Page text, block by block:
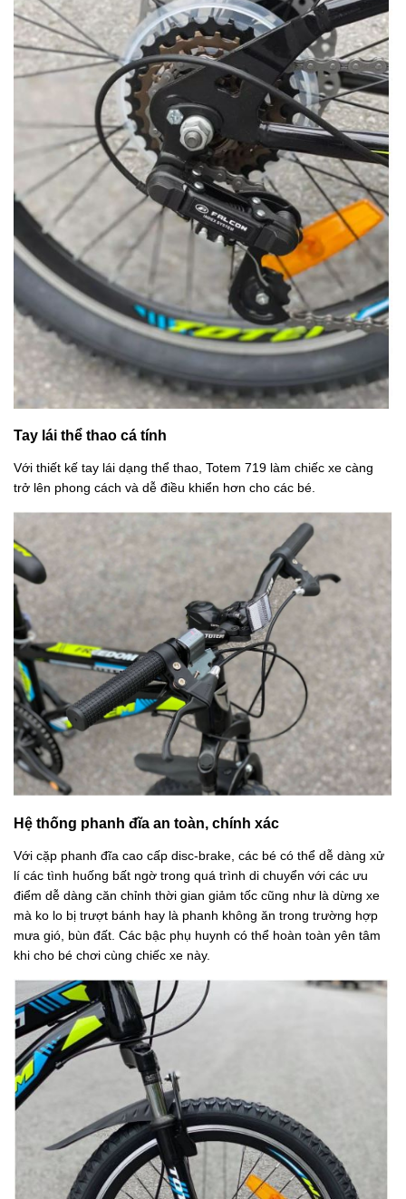
Tay lái thể thao cá tính
Với thiết kế tay lái dạng thể thao, Totem 719 làm chiếc xe càng
trở lên phong cách và dễ điều khiển hơn cho các bé.
Hệ thống phanh đĩa an toàn, chính xác
Với cặp phanh đĩa cao cấp disc-brake, các bé có thể dễ dàng xử
lí các tình huống bất ngờ trong quá trình di chuyển với các ưu
điểm dễ dàng căn chỉnh thời gian giảm tốc cũng như là dừng xe
mà ko lo bị trượt bánh hay là phanh không ăn trong trường hợp
mưa gió, bùn đất. Các bậc phụ huynh có thể hoàn toàn yên tâm
khi cho bé chơi cùng chiếc xe này.